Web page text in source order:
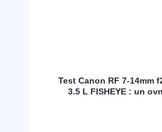
Test Canon RF 7-14mm
3.5 L FISHEYE : un